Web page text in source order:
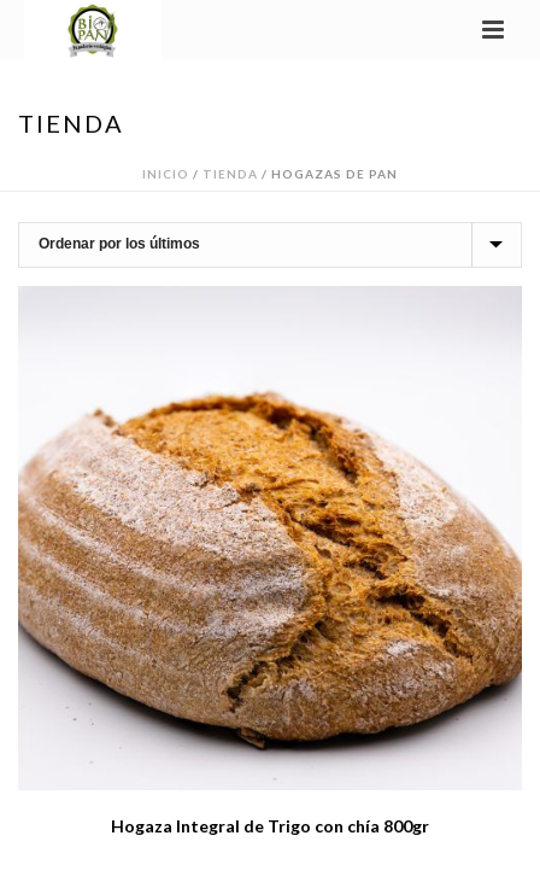
TIENDA
INICIO / TIENDA / HOGAZAS DE PAN
Hogaza Integral de Trigo con chía 800gr